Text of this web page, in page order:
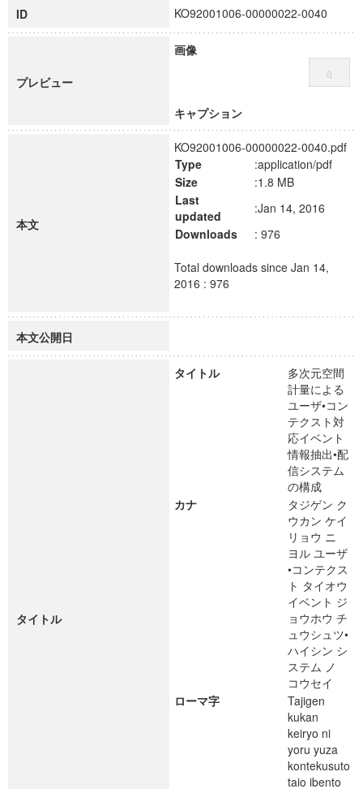
博士課程教育リーディングプログラム「超成熟社会発展のサ
学術雑誌掲載論文等(8)
ID KO92001006-00000022-0040
プレビュー
画像
キャプション
本文
KO92001006-00000022-0040.pdf
Type
:application/pdf
Size
:1.8 MB
Last
updated
:Jan 14, 2016
Downloads
: 976
Total downloads since Jan 14,
2016 : 976
本文公開日
タイトル
タイトル
多次元空間
計量による
ユーザ•コン
テクスト対
応イベント
情報抽出•配
信システム
の構成
カナ
タジゲン ク
ウカン ケイ
リョウ ニ
ヨル ユーザ
•コンテクス
ト タイオウ
イベント ジ
ョウホウ チ
ュウシュツ•
ハイシン シ
ステム ノ
コウセイ
ローマ字
Tajigen
kukan
keiryo ni
yoru yuza
kontekusuto
taio ibento